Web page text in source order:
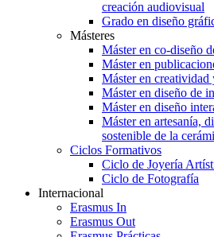
creación audiovisual
Grado en diseño
Másteres
Máster en co-diseño
Máster en
Máster en
Máster en diseño de
Máster en diseño
Máster en artesanía,
sostenible de la
Ciclos Formativos
Ciclo de Joyería
Ciclo de Fotografía
Internacional
Erasmus In
Erasmus Out